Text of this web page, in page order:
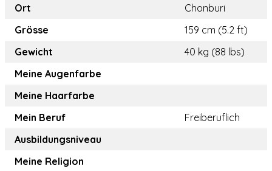
Ort
Chonburi
Grösse
159 cm (5.2 ft)
Gewicht
40 kg (88 lbs)
Meine Augenfarbe
Meine Haarfarbe
Mein Beruf
Freiberuflich
Ausbildungsniveau
Meine Religion